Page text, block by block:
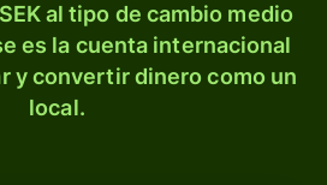
al tipo de cambio medio
es la cuenta internacional
y convertir dinero como un
local.